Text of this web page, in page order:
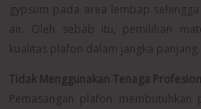
gypsum pada area lembap
air. Oleh sebab itu, pemilihan
kualitas plafon dalam jangka panjang.
Tidak Menggunakan Tenaga
Pemasangan plafon